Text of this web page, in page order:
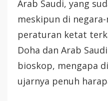
Arab Saudi, yang
meskipun di
peraturan ketat
Doha dan Arab
bioskop, mengapa
ujarnya penuh